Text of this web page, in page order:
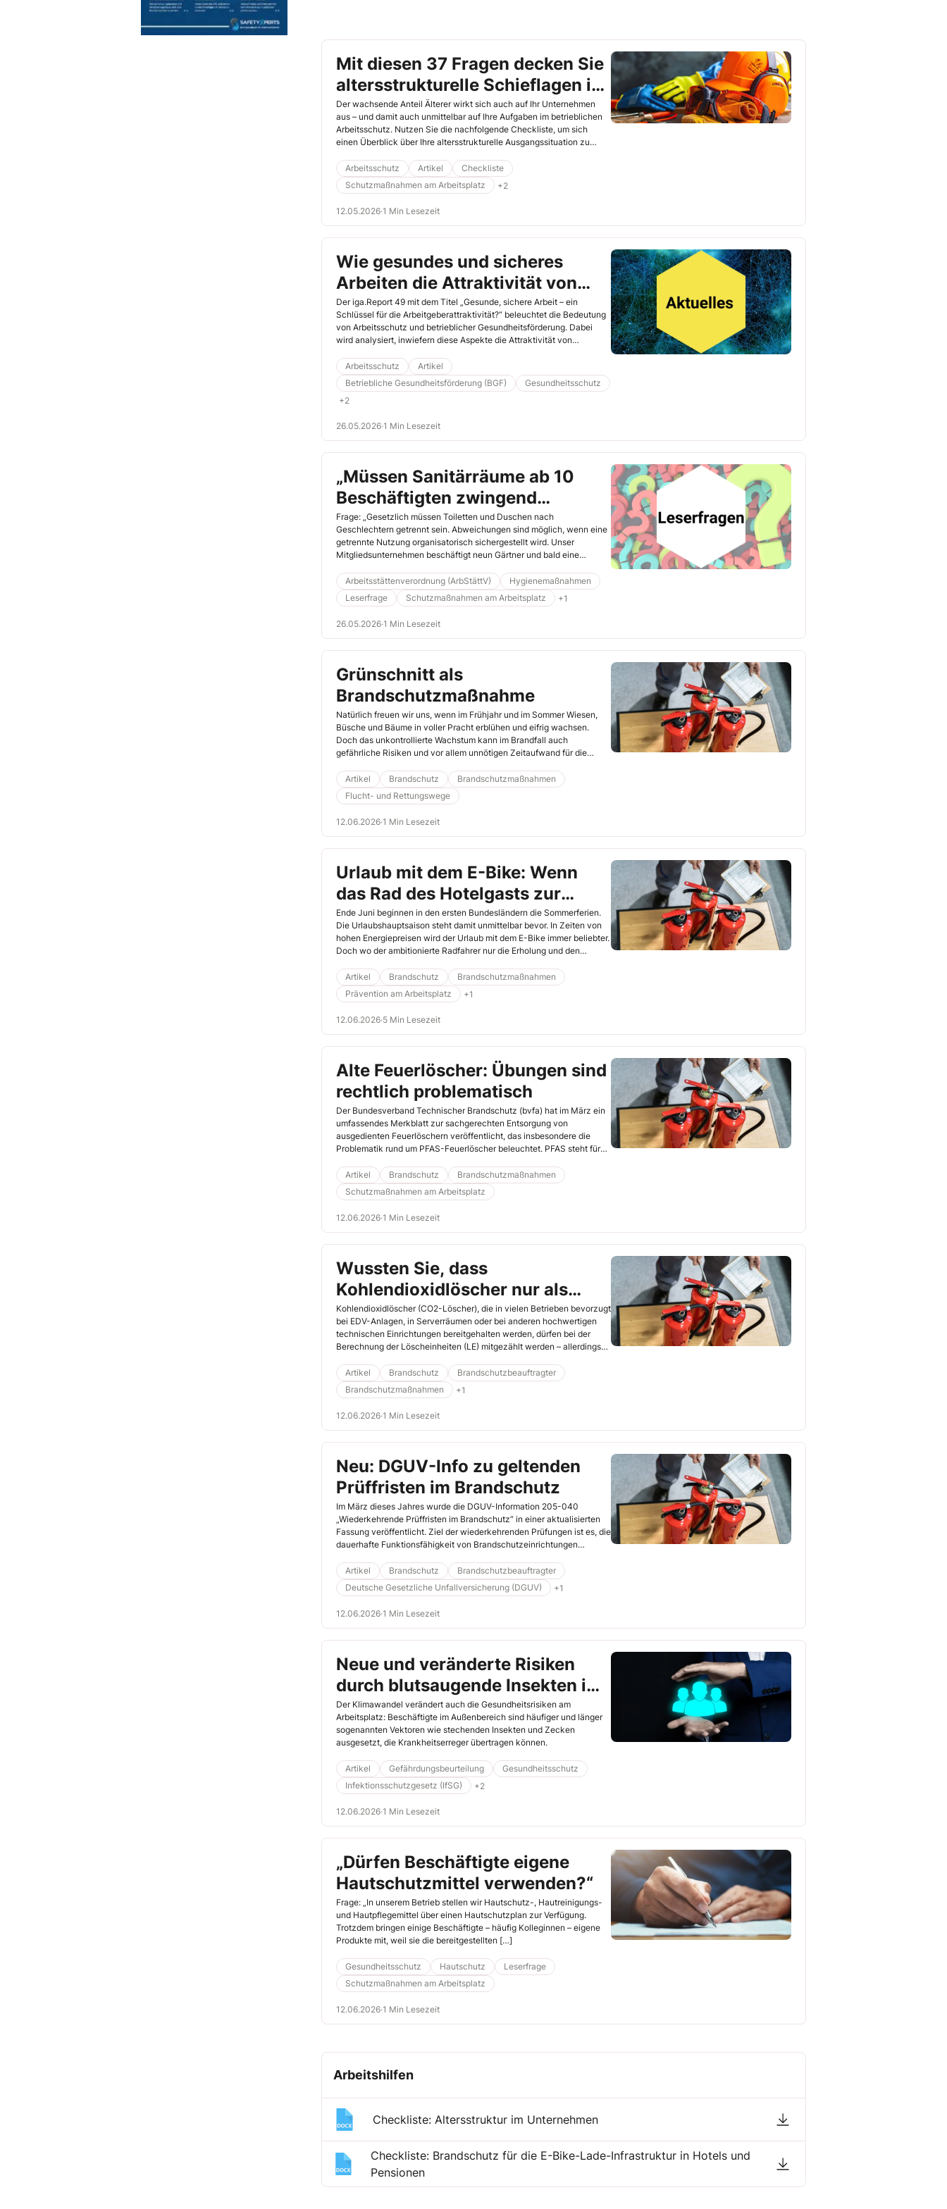
Mit diesen 37 Fragen decken Sie
altersstrukturelle Schieflagen in
Ihrem Unternehmen auf
Der wachsende Anteil Älterer wirkt sich auch auf Ihr Unternehmen
aus – und damit auch unmittelbar auf Ihre Aufgaben im betrieblichen
Arbeitsschutz. Nutzen Sie die nachfolgende Checkliste, um sich
einen Überblick über Ihre altersstrukturelle Ausgangssituation zu
führt Sie und Ihre Arbeitsschutzabteilung strukturiert an das Thema
heran. 2. Sie erkennen damit alterskritische Arbeitsplätze (z. B.
körperlich belastende Tätigkeiten) und altersstrukturelle Risiken und
können gemeinsam mit Führungskräften, Personalabteilung,
Arbeitsschutz Artikel
Checkliste
Schutzmaßnahmen am Arbeitsplatz
+2
12.05.2026·1 Min Lesezeit
Wie gesundes und sicheres
Arbeiten die Attraktivität von
Unternehmen stärkt
Der iga.Report 49 mit dem Titel „Gesunde, sichere Arbeit – ein
Schlüssel für die Arbeitgeberattraktivität?“ beleuchtet die Bedeutung
von Arbeitsschutz und betrieblicher Gesundheitsförderung. Dabei
wird analysiert, inwiefern diese Aspekte die Attraktivität von
Menschen verbinden Arbeitgeberattraktivität zunächst mit Gehalt
oder Karrierechancen. Der Report zeigt jedoch klar, dass gesundes
Arbeiten und ein sicherer Arbeitsplatz für die Bindung und Motivation
der Mitarbeitenden eine zentrale Rolle spielen.
Arbeitsschutz
Artikel
Betriebliche Gesundheitsförderung (BGF)
Gesundheitsschutz
+2
26.05.2026·1 Min Lesezeit
„Müssen Sanitärräume ab 10
Beschäftigten zwingend
getrennt sein?“
Frage: „Gesetzlich müssen Toiletten und Duschen nach
Geschlechtern getrennt sein. Abweichungen sind möglich, wenn eine
getrennte Nutzung organisatorisch sichergestellt wird. Unser
Mitgliedsunternehmen beschäftigt neun Gärtner und bald eine
Arbeitsstättenverordnung (ArbStättV)
Hygienemaßnahmen
Leserfrage
Schutzmaßnahmen am Arbeitsplatz +1
26.05.2026·1 Min Lesezeit
Grünschnitt als
Brandschutzmaßnahme
Natürlich freuen wir uns, wenn im Frühjahr und im Sommer Wiesen,
Büsche und Bäume in voller Pracht erblühen und eifrig wachsen.
Doch das unkontrollierte Wachstum kann im Brandfall auch
gefährliche Risiken und vor allem unnötigen Zeitaufwand für die
Artikel
Brandschutz
Brandschutzmaßnahmen
Flucht- und Rettungswege
12.06.2026·1 Min Lesezeit
Urlaub mit dem E-Bike: Wenn
das Rad des Hotelgasts zur
Brandgefahr wird
Ende Juni beginnen in den ersten Bundesländern die Sommerferien.
Die Urlaubshauptsaison steht damit unmittelbar bevor. In Zeiten von
hohen Energiepreisen wird der Urlaub mit dem E-Bike immer beliebter.
Doch wo der ambitionierte Radfahrer nur die Erholung und den
Thema Urlaub mit E-Bike zunehmend als Sicherheitsrisiko dar.
Artikel Brandschutz
Brandschutzmaßnahmen
Prävention am Arbeitsplatz
+1
12.06.2026·5 Min Lesezeit
Alte Feuerlöscher: Übungen sind
rechtlich problematisch
Der Bundesverband Technischer Brandschutz (bvfa) hat im März ein
umfassendes Merkblatt zur sachgerechten Entsorgung von
ausgedienten Feuerlöschern veröffentlicht, das insbesondere die
Problematik rund um PFAS-Feuerlöscher beleuchtet. PFAS steht für
„Ewigkeitschemikalien“ bekannten Substanzen sind in
Löschschäumen enthalten und stehen seit geraumer Zeit im Fokus
von Umwelt- und Gesundheitsschutz. Denn sie bauen sich in der
Natur kaum ab und können daher langfristig schädliche
Artikel Brandschutz
Brandschutzmaßnahmen
Schutzmaßnahmen am Arbeitsplatz
12.06.2026·1 Min Lesezeit
Wussten Sie, dass
Kohlendioxidlöscher nur als
Zusatzlöschgeräte gelten?
Kohlendioxidlöscher (CO2-Löscher), die in vielen Betrieben bevorzugt
bei EDV-Anlagen, in Serverräumen oder bei anderen hochwertigen
technischen Einrichtungen bereitgehalten werden, dürfen bei der
Berechnung der Löscheinheiten (LE) mitgezählt werden – allerdings
Artikel
Brandschutz
Brandschutzbeauftragter
Brandschutzmaßnahmen
+1
12.06.2026·1 Min Lesezeit
Neu: DGUV-Info zu geltenden
Prüffristen im Brandschutz
Im März dieses Jahres wurde die DGUV-Information 205-040
„Wiederkehrende Prüffristen im Brandschutz“ in einer aktualisierten
Fassung veröffentlicht. Ziel der wiederkehrenden Prüfungen ist es, die
dauerhafte Funktionsfähigkeit von Brandschutzeinrichtungen
Artikel
Brandschutz
Brandschutzbeauftragter
Deutsche Gesetzliche Unfallversicherung (DGUV)
+1
12.06.2026·1 Min Lesezeit
Neue und veränderte Risiken
durch blutsaugende Insekten im
Außenbereich
Der Klimawandel verändert auch die Gesundheitsrisiken am
Arbeitsplatz: Beschäftigte im Außenbereich sind häufiger und länger
sogenannten Vektoren wie stechenden Insekten und Zecken
ausgesetzt, die Krankheitserreger übertragen können.
Artikel Gefährdungsbeurteilung
Gesundheitsschutz
Infektionsschutzgesetz (IfSG)
+2
12.06.2026·1 Min Lesezeit
„Dürfen Beschäftigte eigene
Hautschutzmittel verwenden?“
Frage: „In unserem Betrieb stellen wir Hautschutz-, Hautreinigungs-
und Hautpflegemittel über einen Hautschutzplan zur Verfügung.
Trotzdem bringen einige Beschäftigte – häufig Kolleginnen – eigene
Produkte mit, weil sie die bereitgestellten […]
Gesundheitsschutz Hautschutz
Leserfrage
Schutzmaßnahmen am Arbeitsplatz
12.06.2026·1 Min Lesezeit
Arbeitshilfen
Checkliste: Altersstruktur im Unternehmen
Checkliste: Brandschutz für die E-Bike-Lade-Infrastruktur in Hotels und
Pensionen